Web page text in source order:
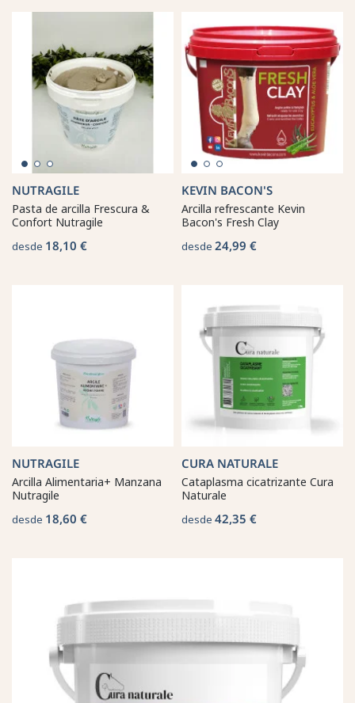
NUTRAGILE
Pasta de arcilla Frescura &
Confort Nutragile
desde 18,10 €
KEVIN BACON'S
Arcilla refrescante Kevin
Bacon's Fresh Clay
desde 24,99 €
NUTRAGILE
Arcilla Alimentaria+ Manzana
Nutragile
desde 18,60 €
CURA NATURALE
Cataplasma cicatrizante Cura
Naturale
desde 42,35 €